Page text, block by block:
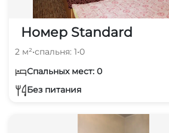
Номер Standard
2 м²•спальня: 1•0
Спальных мест: 0
Без питания